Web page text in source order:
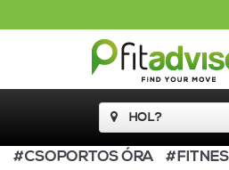
#CSOPORTOS ÓRA